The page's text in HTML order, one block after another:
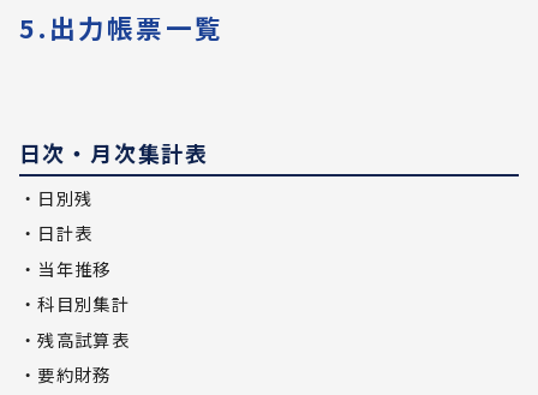
5.出力帳票一覧
日次・月次集計表
・日別残
・日計表
・当年推移
・科目別集計
・残高試算表
・要約財務